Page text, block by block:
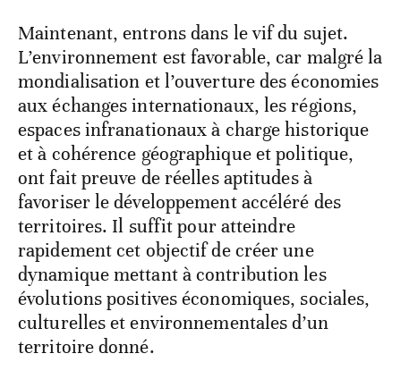
Maintenant, entrons dans le vif du sujet.
L’environnement est favorable, car malgré la
mondialisation et l’ouverture des économies
aux échanges internationaux, les régions,
espaces infranationaux à charge historique
et à cohérence géographique et politique,
ont fait preuve de réelles aptitudes à
favoriser le développement accéléré des
territoires. Il suffit pour atteindre
rapidement cet objectif de créer une
dynamique mettant à contribution les
évolutions positives économiques, sociales,
culturelles et environnementales d’un
territoire donné.